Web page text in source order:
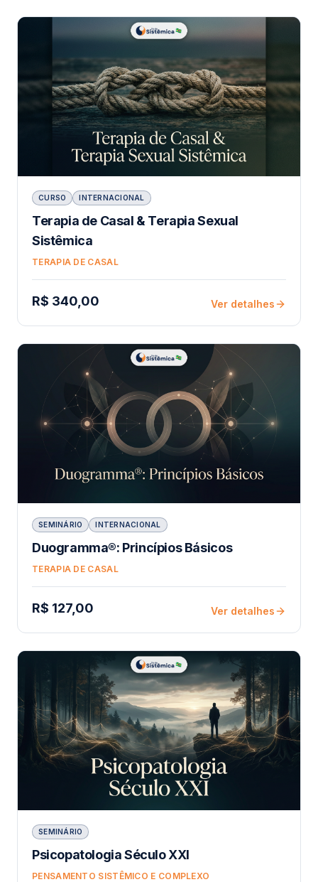
CURSO INTERNACIONAL
Terapia de Casal & Terapia Sexual
Sistêmica
TERAPIA DE CASAL
R$ 340,00 Ver detalhes
SEMINÁRIO INTERNACIONAL
Duogramma®: Princípios Básicos
TERAPIA DE CASAL
R$ 127,00 Ver detalhes
SEMINÁRIO
Psicopatologia Século XXI
PENSAMENTO SISTÊMICO E COMPLEXO